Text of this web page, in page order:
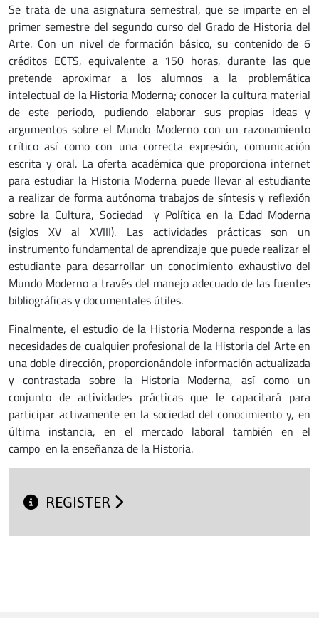
Se trata de una asignatura semestral, que se imparte en el
primer semestre del segundo curso del Grado de Historia del
Arte. Con un nivel de formación básico, su contenido de 6
créditos ECTS, equivalente a 150 horas, durante las que
pretende aproximar a los alumnos a la problemática
intelectual de la Historia Moderna; conocer la cultura material
de este periodo, pudiendo elaborar sus propias ideas y
argumentos sobre el Mundo Moderno con un razonamiento
crítico así como con una correcta expresión, comunicación
escrita y oral. La oferta académica que proporciona internet
para estudiar la Historia Moderna puede llevar al estudiante
a realizar de forma autónoma trabajos de síntesis y reflexión
sobre la Cultura, Sociedad y Política en la Edad Moderna
(siglos XV al XVIII). Las actividades prácticas son un
instrumento fundamental de aprendizaje que puede realizar el
estudiante para desarrollar un conocimiento exhaustivo del
Mundo Moderno a través del manejo adecuado de las fuentes
bibliográficas y documentales útiles.
Finalmente, el estudio de la Historia Moderna responde a las
necesidades de cualquier profesional de la Historia del Arte en
una doble dirección, proporcionándole información actualizada
y contrastada sobre la Historia Moderna, así como un
conjunto de actividades prácticas que le capacitará para
participar activamente en la sociedad del conocimiento y, en
última instancia, en el mercado laboral también en el
campo en la enseñanza de la Historia.
REGISTER